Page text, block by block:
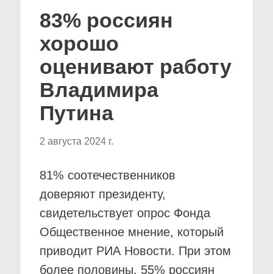
83% россиян
хорошо
оценивают работу
Владимира
Путина
2 августа 2024 г.
81% соотечественников
доверяют президенту,
свидетельствует опрос Фонда
Общественное мнение, который
приводит РИА Новости. При этом
более половины, 55% россиян